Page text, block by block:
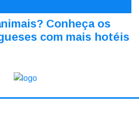
Conheça os
com mais hotéis